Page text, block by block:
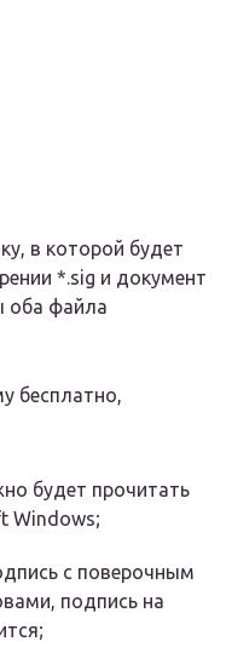
в которой будет
*.sig и документ
оба файла
бесплатно,
будет прочитать
Windows;
с поверочным
подпись на